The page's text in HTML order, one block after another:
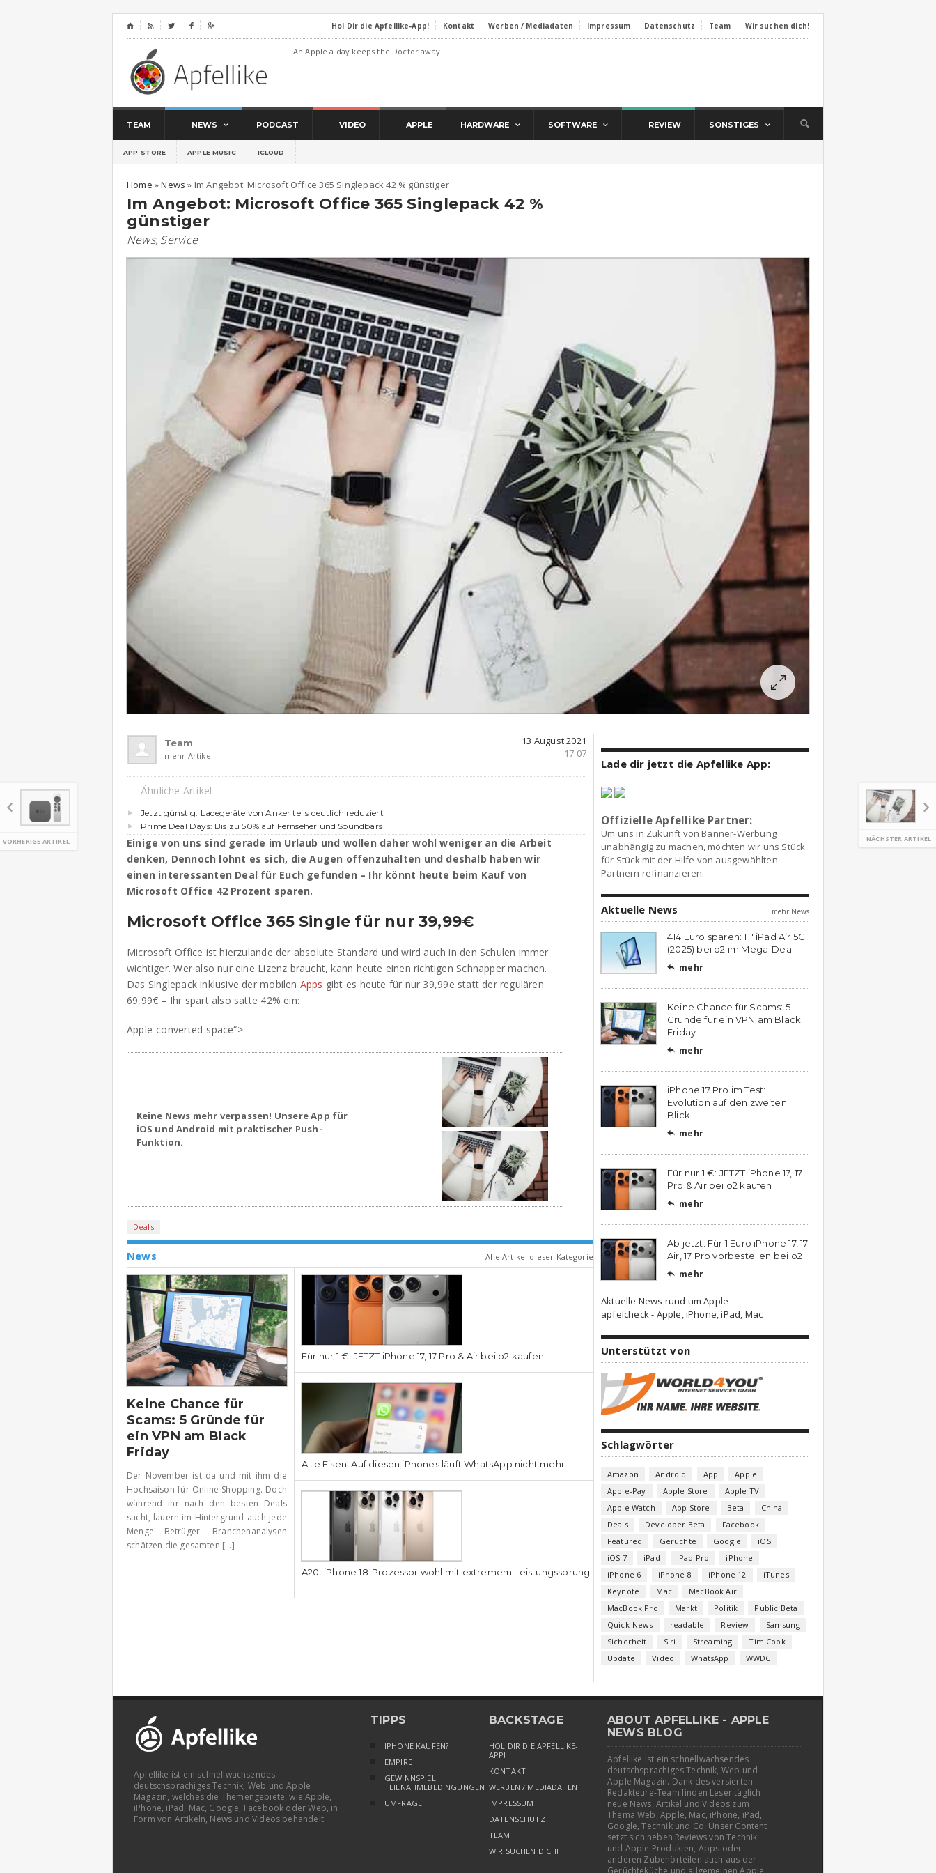
VORHERIGE ARTIKEL NÄCHSTER ARTIKEL
⌂     Hol Dir die Apfellike-App! Kontakt Werben / Mediadaten Impressum Datenschutz Team Wir suchen dich!
An Apple a day keeps the Doctor away
TEAM NEWS PODCAST VIDEO APPLE HARDWARE SOFTWARE REVIEW SONSTIGES
APP STORE APPLE MUSIC ICLOUD
Home »News » Im Angebot: Microsoft Office 365 Singlepack 42 % günstiger
Im Angebot: Microsoft Office 365 Singlepack 42 %
günstiger
News, Service
Team
mehr Artikel
13 August 2021
17:07
Ähnliche Artikel
Jetzt günstig: Ladegeräte von Anker teils deutlich reduziert
Prime Deal Days: Bis zu 50% auf Fernseher und Soundbars
Einige von uns sind gerade im Urlaub und wollen daher wohl weniger an die Arbeit
denken, Dennoch lohnt es sich, die Augen offenzuhalten und deshalb haben wir
einen interessanten Deal für Euch gefunden – Ihr könnt heute beim Kauf von
Microsoft Office 42 Prozent sparen.
Microsoft Office 365 Single für nur 39,99€
Microsoft Office ist hierzulande der absolute Standard und wird auch in den Schulen immer
wichtiger. Wer also nur eine Lizenz braucht, kann heute einen richtigen Schnapper machen.
Das Singlepack inklusive der mobilen Apps gibt es heute für nur 39,99e statt der regulären
69,99€ – Ihr spart also satte 42% ein:
Apple-converted-space“>
Keine News mehr verpassen! Unsere App für
iOS und Android mit praktischer Push-
Funktion.
Deals
News Alle Artikel dieser Kategorie
Keine Chance für
Scams: 5 Gründe für
ein VPN am Black
Friday
Der November ist da und mit ihm die
Hochsaison für Online-Shopping. Doch
während ihr nach den besten Deals
sucht, lauern im Hintergrund auch jede
Menge Betrüger. Branchenanalysen
schätzen die gesamten [...]
Für nur 1 €: JETZT iPhone 17, 17 Pro & Air bei o2 kaufen
Alte Eisen: Auf diesen iPhones läuft WhatsApp nicht mehr
A20: iPhone 18-Prozessor wohl mit extremem Leistungssprung
Lade dir jetzt die Apfellike App:
Offizielle Apfellike Partner:
Um uns in Zukunft von Banner-Werbung
unabhängig zu machen, möchten wir uns Stück
für Stück mit der Hilfe von ausgewählten
Partnern refinanzieren.
Aktuelle News mehr News
414 Euro sparen: 11″ iPad Air 5G
(2025) bei o2 im Mega-Deal
 mehr
Keine Chance für Scams: 5
Gründe für ein VPN am Black
Friday
 mehr
iPhone 17 Pro im Test:
Evolution auf den zweiten
Blick
 mehr
Für nur 1 €: JETZT iPhone 17, 17
Pro & Air bei o2 kaufen
 mehr
Ab jetzt: Für 1 Euro iPhone 17, 17
Air, 17 Pro vorbestellen bei o2
 mehr
Aktuelle News rund um Apple
apfelcheck - Apple, iPhone, iPad, Mac
Unterstützt von
Schlagwörter
Amazon Android App
Apple
Apple-Pay
Apple Store
Apple TV
Apple Watch
App Store Beta
China
Deals
Developer Beta
Facebook
Featured
Gerüchte Google
iOS
iOS 7
iPad iPad Pro
iPhone
iPhone 6
iPhone 8 iPhone 12
iTunes
Keynote
Mac
MacBook Air
MacBook Pro
Markt Politik
Public Beta
Quick-News
readable Review
Samsung
Sicherheit
Siri Streaming
Tim Cook
Update
Video WhatsApp WWDC
Apfellike ist ein schnellwachsendes
deutschsprachiges Technik, Web und Apple
Magazin, welches die Themengebiete, wie Apple,
iPhone, iPad, Mac, Google, Facebook oder Web, in
Form von Artikeln, News und Videos behandelt.
TIPPS
IPHONE KAUFEN?
EMPIRE
GEWINNSPIEL
TEILNAHMEBEDINGUNGEN
UMFRAGE
BACKSTAGE
HOL DIR DIE APFELLIKE-
APP!
KONTAKT
WERBEN / MEDIADATEN
IMPRESSUM
DATENSCHUTZ
TEAM
WIR SUCHEN DICH!
ABOUT APFELLIKE - APPLE
NEWS BLOG
Apfellike ist ein schnellwachsendes
deutschsprachiges Technik, Web und
Apple Magazin. Dank des versierten
Redakteure-Team finden Leser täglich
neue News, Artikel und Videos zum
Thema Web, Apple, Mac, iPhone, iPad,
Google, Technik und Co. Unser Content
setzt sich neben Reviews von Technik
und Apple Produkten, Apps oder
anderen Zubehörteilen auch aus der
Gerüchteküche und allgemeinen Apple